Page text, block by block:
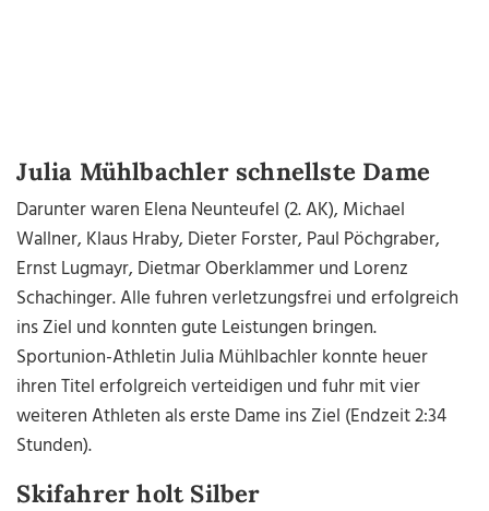
Julia Mühlbachler schnellste Dame
Darunter waren Elena Neunteufel (2. AK), Michael
Wallner, Klaus Hraby, Dieter Forster, Paul Pöchgraber,
Ernst Lugmayr, Dietmar Oberklammer und Lorenz
Schachinger. Alle fuhren verletzungsfrei und erfolgreich
ins Ziel und konnten gute Leistungen bringen.
Sportunion-Athletin Julia Mühlbachler konnte heuer
ihren Titel erfolgreich verteidigen und fuhr mit vier
weiteren Athleten als erste Dame ins Ziel (Endzeit 2:34
Stunden).
Skifahrer holt Silber